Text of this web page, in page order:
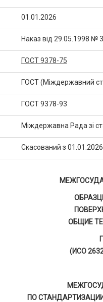
01.01.2026
Наказ від 29.05.1998 №
ГОСТ 9378-75
ГОСТ (Міждержавний
ГОСТ 9378-93
Міждержавна Рада зі
Скасований з
ОБЩИЕ
(ИСО
ПО